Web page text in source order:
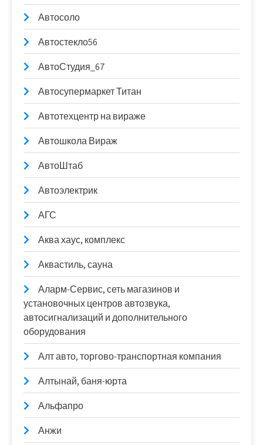
Автосоло
Автостекло56
АвтоСтудия_67
Автосупермаркет Титан
Автотехцентр на вираже
Автошкола Вираж
АвтоШтаб
Автоэлектрик
АГС
Аква хаус, комплекс
Аквастиль, сауна
Аларм-Сервис, сеть магазинов и
установочных центров автозвука,
автосигнализаций и дополнительного
оборудования
Алт авто, торгово-транспортная компания
Алтынай, баня-юрта
Альфапро
Анжи